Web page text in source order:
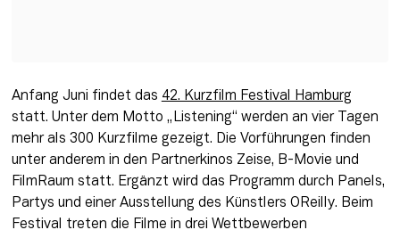
Anfang Juni findet das 42. Kurzfilm Festival Hamburg
statt. Unter dem Motto „Listening“ werden an vier Tagen
mehr als 300 Kurzfilme gezeigt. Die Vorführungen finden
unter anderem in den Partnerkinos Zeise, B-Movie und
FilmRaum statt. Ergänzt wird das Programm durch Panels,
Partys und einer Ausstellung des Künstlers OReilly. Beim
Festival treten die Filme in drei Wettbewerben